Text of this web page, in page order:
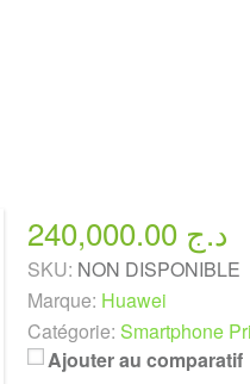
240,000.00 د.ج
SKU: NON DISPONIBLE
Marque: Huawei
Catégorie: Smartphone
Ajouter au comparatif